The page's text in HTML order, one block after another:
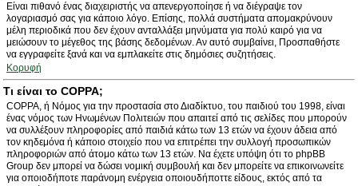
Είναι πιθανό ένας διαχειριστής να απενεργοποίησε ή να διέγραψε τον
λογαριασμό σας για κάποιο λόγο. Επίσης, πολλά συστήματα απομακρύνουν
μέλη περιοδικά που δεν έχουν ανταλλάξει μηνύματα για πολύ καιρό για να
μειώσουν το μέγεθος της βάσης δεδομένων. Αν αυτό συμβαίνει, Προσπαθήστε
να εγγραφείτε ξανά και να εμπλακείτε στις δημόσιες συζητήσεις.
Κορυφή
Τι είναι το COPPA;
COPPA, ή Νόμος για την προστασία στο Διαδίκτυο, του παιδιού του 1998, είναι
ένας νόμος των Ηνωμένων Πολιτειών που απαιτεί από τις σελίδες που μπορούν
να συλλέξουν πληροφορίες από παιδιά κάτω των 13 ετών να έχουν άδεια από
τον κηδεμόνα ή κάποιο στοιχείο που να επιτρέπει την συλλογή προσωπικών
πληροφοριών από άτομο κάτω των 13 ετών. Να έχετε υπόψη ότι το phpBB
Group δεν μπορεί να δώσει νομική συμβουλή και δεν μπορείτε να επικοινωνείτε
για οποιοδήποτε παράνομη ενέργεια οποιουδήποττε είδους, εκτός από τα